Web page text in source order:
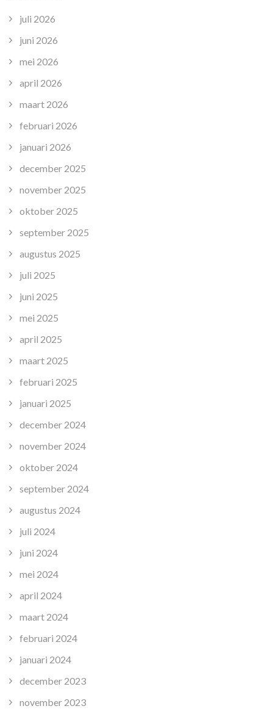
juli 2026
juni 2026
mei 2026
april 2026
maart 2026
februari 2026
januari 2026
december 2025
november 2025
oktober 2025
september 2025
augustus 2025
juli 2025
juni 2025
mei 2025
april 2025
maart 2025
februari 2025
januari 2025
december 2024
november 2024
oktober 2024
september 2024
augustus 2024
juli 2024
juni 2024
mei 2024
april 2024
maart 2024
februari 2024
januari 2024
december 2023
november 2023